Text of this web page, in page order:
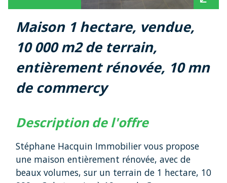
maison 1 hectare, vendue,
10 000 m2 de terrain,
entièrement rénovée, 10 mn
de commercy
description de l'offre
Stéphane Hacquin Immobilier vous propose
une maison entièrement rénovée, avec de
beaux volumes, sur un terrain de 1 hectare, 10